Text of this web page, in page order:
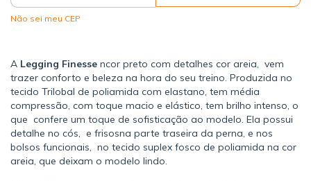
Não sei meu CEP
A Legging Finesse ncor preto com detalhes cor areia, vem
trazer conforto e beleza na hora do seu treino. Produzida no
tecido Trilobal de poliamida com elastano, tem média
compressão, com toque macio e elástico, tem brilho intenso, o
que confere um toque de sofisticação ao modelo. Ela possui
detalhe no cós, e frisosna parte traseira da perna, e nos
bolsos funcionais, no tecido suplex fosco de poliamida na cor
areia, que deixam o modelo lindo.